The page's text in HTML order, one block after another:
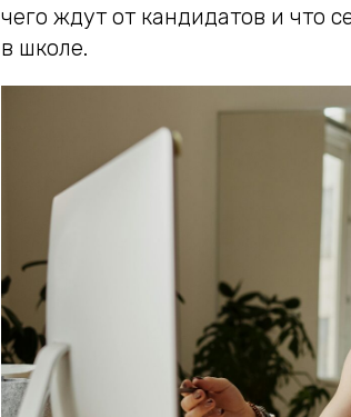
чего ждут от кандидатов и что
в школе.